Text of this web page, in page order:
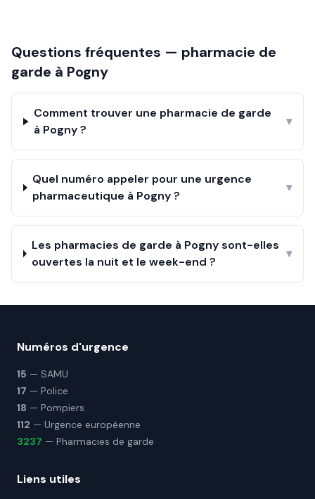
Questions fréquentes — pharmacie de
garde à Pogny
Comment trouver une pharmacie de garde
à Pogny ?
▾
Quel numéro appeler pour une urgence
pharmaceutique à Pogny ?
▾
Les pharmacies de garde à Pogny sont-elles
ouvertes la nuit et le week-end ?
▾
Numéros d'urgence
15 — SAMU
17 — Police
18 — Pompiers
112 — Urgence européenne
3237 — Pharmacies de garde
Liens utiles